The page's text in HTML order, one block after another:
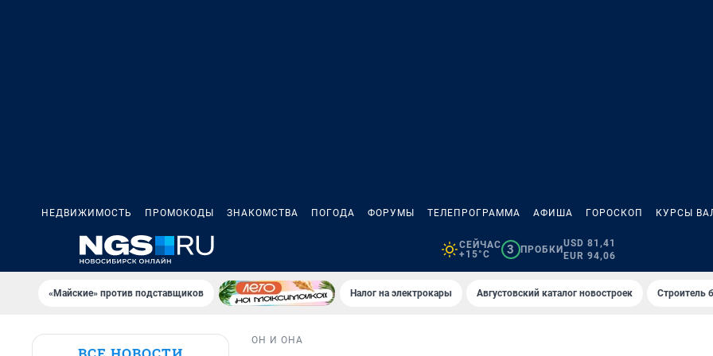
НЕДВИЖИМОСТЬ ПРОМОКОДЫ ЗНАКОМСТВА ПОГОДА ФОРУМЫ ТЕЛЕПРОГРАММА АФИША ГОРОСКОП КУРСЫ
СЕЙЧАС
+15°C
3 ПРОБКИ
USD 81,41
EUR 94,06
«Майские» против подставщиков Налог на электрокары Августовский каталог новостроек Строитель
ОН И ОНА